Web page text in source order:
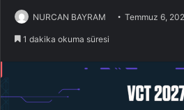
NURCAN BAYRAM Temmuz 6,
1 dakika okuma süresi